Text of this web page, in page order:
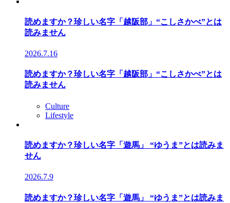
読めますか？珍しい名字「越阪部」“こしさかべ”とは
読みません
2026.7.16
読めますか？珍しい名字「越阪部」“こしさかべ”とは
読みません
Culture
Lifestyle
読めますか？珍しい名字「遊馬」 “ゆうま”とは読みま
せん
2026.7.9
読めますか？珍しい名字「遊馬」 “ゆうま”とは読みま